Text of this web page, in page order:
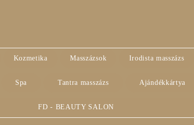
Kozmetika Masszázsok Irodista masszázs
Spa Tantra masszázs Ajándékkártya
FD - BEAUTY SALON